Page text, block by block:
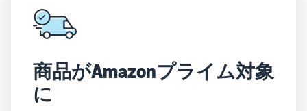
商品がAmazonプライム対象
に